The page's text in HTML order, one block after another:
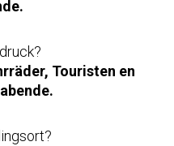
Touristen en